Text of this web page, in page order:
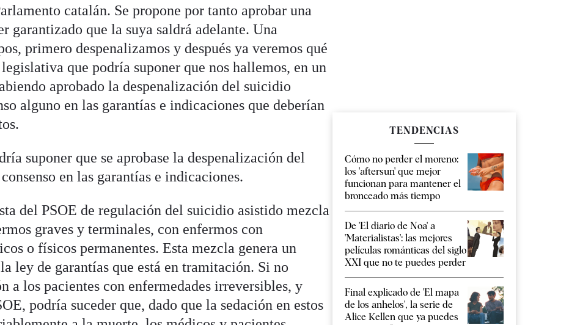
catalán. Se propone por tanto aprobar una
garantizado que la suya saldrá adelante. Una
primero despenalizamos y después ya veremos qué
que podría suponer que nos hallemos, en un
aprobado la despenalización del suicidio
alguno en las garantías e indicaciones que deberían
suponer que se aprobase la despenalización del
en las garantías e indicaciones.
del PSOE de regulación del suicidio asistido mezcla
graves y terminales, con enfermos con
o físicos permanentes. Esta mezcla genera un
ley de garantías que está en tramitación. Si no
a los pacientes con enfermedades irreversibles, y
podría suceder que, dado que la sedación en estos
TENDENCIAS
Cómo no perder el moreno:
los 'aftersun' que mejor
funcionan para mantener el
bronceado más tiempo
De 'El diario de Noa' a
'Materialistas': las mejores
películas románticas del siglo
XXI que no te puedes perder
Final explicado de 'El mapa
de los anhelos', la serie de
Alice Kellen que ya puedes